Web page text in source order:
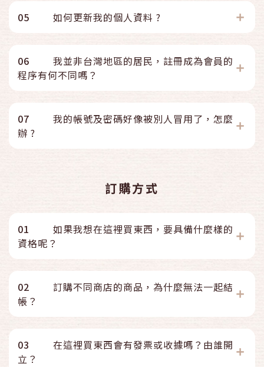
05 如何更新我的個人資料 ?
06
我並非台灣地區的居民，註冊成為會員的
程序有何不同嗎？
07
我的帳號及密碼好像被別人冒用了，怎麼
辦 ?
訂購方式
01
如果我想在這裡買東西，要具備什麼樣的
資格呢？
02
訂購不同商店的商品，為什麼無法一起結
帳？
03
在這裡買東西會有發票或收據嗎？由誰開
立？